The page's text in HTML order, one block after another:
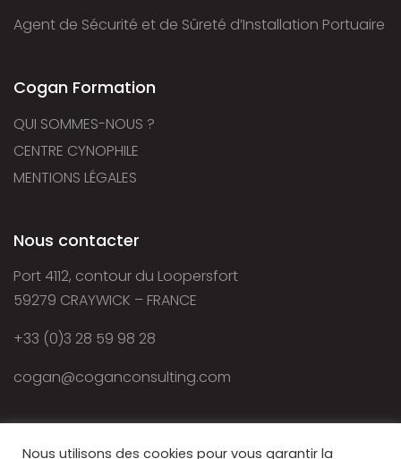
Agent de Sécurité et de Sûreté d’Installation Portuaire
Cogan Formation
QUI SOMMES-NOUS ?
CENTRE CYNOPHILE
MENTIONS LÉGALES
Nous contacter
Port 4112, contour du Loopersfort
59279 CRAYWICK – FRANCE
+33 (0)3 28 59 98 28
cogan@coganconsulting.com
Nous utilisons des cookies pour vous garantir la